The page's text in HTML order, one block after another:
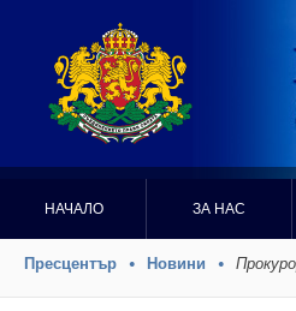
НАЧАЛО ЗА НАС
Пресцентър Новини